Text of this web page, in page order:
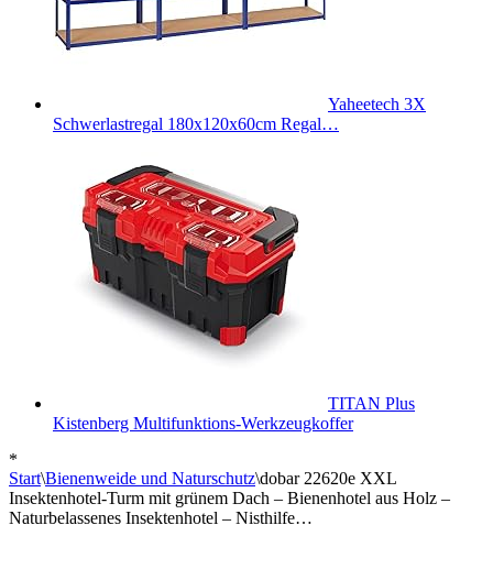
Yaheetech 3X
Schwerlastregal 180x120x60cm Regal…
TITAN Plus
Kistenberg Multifunktions-Werkzeugkoffer
*
Start\Bienenweide und Naturschutz\dobar 22620e XXL
Insektenhotel-Turm mit grünem Dach – Bienenhotel aus Holz –
Naturbelassenes Insektenhotel – Nisthilfe…